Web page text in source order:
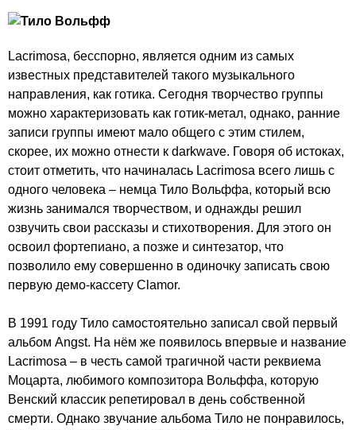
Lacrimosa, бесспорно, является одним из самых
известных представителей такого музыкального
направления, как готика. Сегодня творчество группы
можно характеризовать как готик-метал, однако, ранние
записи группы имеют мало общего с этим стилем,
скорее, их можно отнести к darkwave. Говоря об истоках,
стоит отметить, что начиналась Lacrimosa всего лишь с
одного человека – немца Тило Вольффа, который всю
жизнь занимался творчеством, и однажды решил
озвучить свои рассказы и стихотворения. Для этого он
освоил фортепиано, а позже и синтезатор, что
позволило ему совершенно в одиночку записать свою
первую демо-кассету Clamor.
В 1991 году Тило самостоятельно записал свой первый
альбом Angst. На нём же появилось впервые и название
Lacrimosa – в честь самой трагичной части реквиема
Моцарта, любимого композитора Вольффа, которую
Венский классик репетировал в день собственной
смерти. Однако звучание альбома Тило не понравилось,